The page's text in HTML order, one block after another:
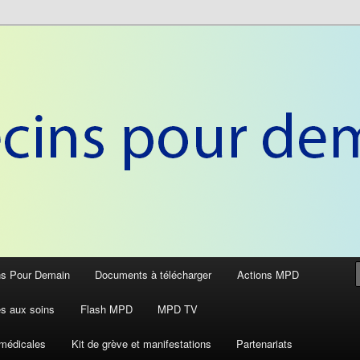
Pour Demain Documents à télécharger Actions MPD
aux soins Flash MPD MPD TV
Kit de grève et manifestations Partenariats